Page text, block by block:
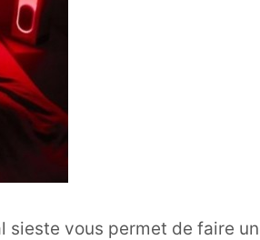
vous permet de faire